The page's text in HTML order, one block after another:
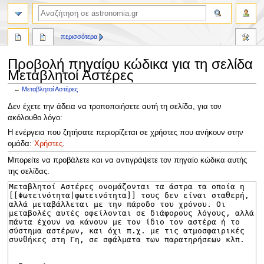
Προβολή πηγαίου κώδικα για τη σελίδα
Μεταβλητοί Αστέρες
←Μεταβλητοί Αστέρες
Πήδηση
στην
πλοήγηση
Πήδηση
στην
αναζήτηση
Δεν έχετε την άδεια να τροποποιήσετε αυτή τη σελίδα, για τον
ακόλουθο λόγο:
Η ενέργεια που ζητήσατε περιορίζεται σε χρήστες που ανήκουν στην
ομάδα: Χρήστες.
Μπορείτε να προβάλετε και να αντιγράψετε τον πηγαίο κώδικα αυτής
της σελίδας.
περισσότερα
αναζήτηση